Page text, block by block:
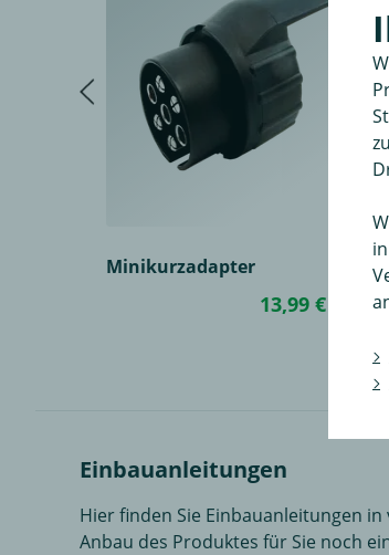
Minikurzadapter
13,99 €
Einbauanleitungen
Hier finden Sie Einbauanleitungen
Anbau des Produktes für Sie noch